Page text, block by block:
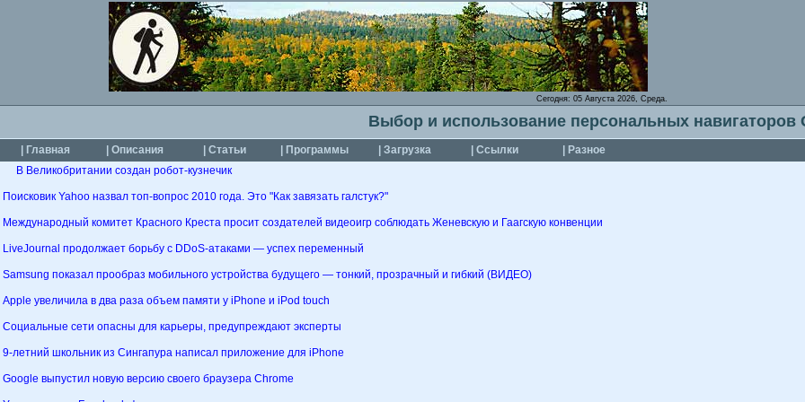
Сегодня: 05 Августа 2026, Среда.
Выбор и использование персональных навигаторов
| Главная | Описания | Статьи | Программы | Загрузка | Ссылки
| Разное
В Великобритании создан робот-кузнечик
Поисковик Yahoo назвал топ-вопрос 2010 года. Это "Как завязать галстук?"
Международный комитет Красного Креста просит создателей видеоигр соблюдать Женевскую и Гаагскую конвенции
LiveJournal продолжает борьбу с DDoS-атаками — успех переменный
Samsung показал прообраз мобильного устройства будущего — тонкий, прозрачный и гибкий (ВИДЕО)
Apple увеличила в два раза объем памяти у iPhone и iPod touch
Социальные сети опасны для карьеры, предупреждают эксперты
9-летний школьник из Сингапура написал приложение для iPhone
Google выпустил новую версию своего браузера Chrome